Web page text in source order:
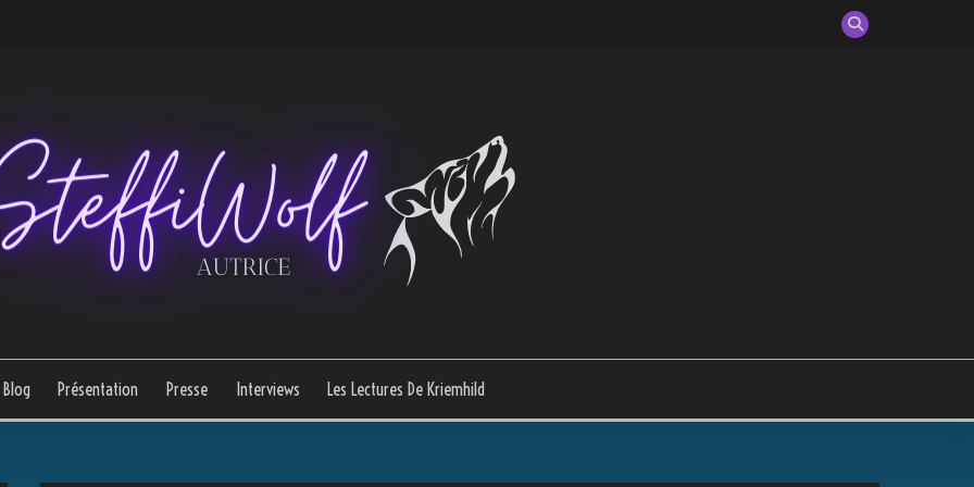
Blog Présentation Presse Interviews Les Lectures De Kriemhild